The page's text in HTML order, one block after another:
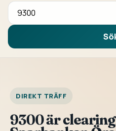
Sök bank eller clearingnummer
DIREKT TRÄFF
9300 är